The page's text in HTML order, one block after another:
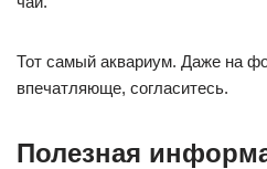
Тот самый аквариум. Даже на
впечатляюще, согласитесь.
Полезная